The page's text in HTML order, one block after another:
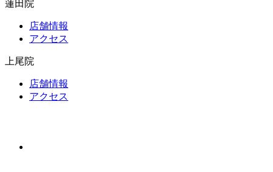
蓮田院
店舗情報
アクセス
上尾院
店舗情報
アクセス